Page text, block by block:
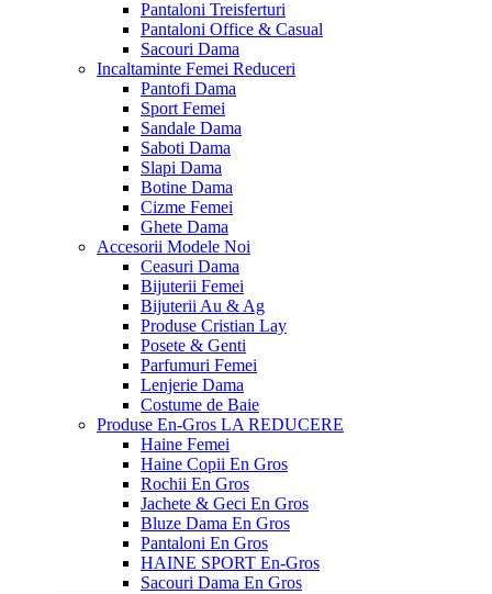
Pantaloni Treisferturi
Pantaloni Office & Casual
Sacouri Dama
Incaltaminte Femei Reduceri
Pantofi Dama
Sport Femei
Sandale Dama
Saboti Dama
Slapi Dama
Botine Dama
Cizme Femei
Ghete Dama
Accesorii Modele Noi
Ceasuri Dama
Bijuterii Femei
Bijuterii Au & Ag
Produse Cristian Lay
Posete & Genti
Parfumuri Femei
Lenjerie Dama
Costume de Baie
Produse En-Gros LA REDUCERE
Haine Femei
Haine Copii En Gros
Rochii En Gros
Jachete & Geci En Gros
Bluze Dama En Gros
Pantaloni En Gros
HAINE SPORT En-Gros
Sacouri Dama En Gros